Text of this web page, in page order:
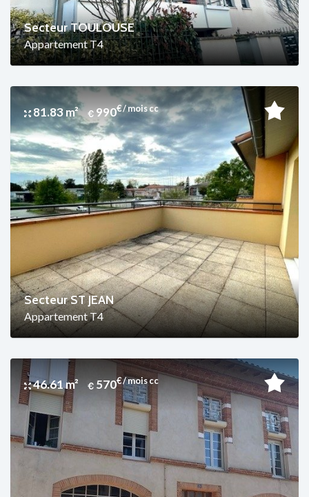
Secteur TOULOUSE
Appartement T4
81.83 m² 990€ / mois cc
Secteur ST JEAN
Appartement T4
46.61 m² 570€ / mois cc